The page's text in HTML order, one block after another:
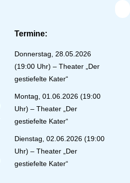
Termine:
Donnerstag, 28.05.2026
(19:00 Uhr) – Theater „Der
gestiefelte Kater“
Montag, 01.06.2026 (19:00
Uhr) – Theater „Der
gestiefelte Kater“
Dienstag, 02.06.2026 (19:00
Uhr) – Theater „Der
gestiefelte Kater“